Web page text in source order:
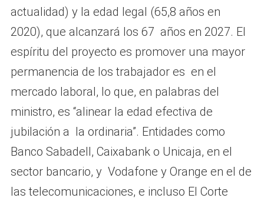
actualidad) y la edad legal (65,8 años en
2020), que alcanzará los 67 años en 2027. El
espíritu del proyecto es promover una mayor
permanencia de los trabajador es en el
mercado laboral, lo que, en palabras del
ministro, es “alinear la edad efectiva de
jubilación a la ordinaria”. Entidades como
Banco Sabadell, Caixabank o Unicaja, en el
sector bancario, y Vodafone y Orange en el de
las telecomunicaciones, e incluso El Corte